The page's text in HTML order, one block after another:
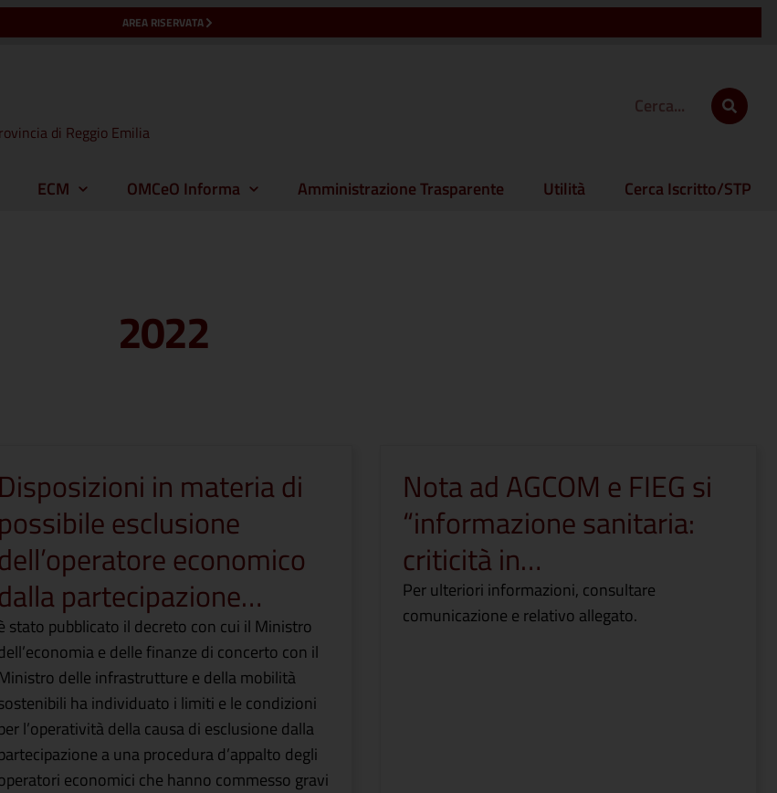
AREA RISERVATA
di Reggio Emilia
ECM OMCeO Informa Amministrazione Trasparente Utilità Cerca Iscritto/STP
2022
Disposizioni in materia di
possibile esclusione
dell’operatore economico
dalla partecipazione…
stato pubblicato il decreto con cui il Ministro
e delle finanze di concerto con il
delle infrastrutture e della mobilità
ha individuato i limiti e le condizioni
l’operatività della causa di esclusione dalla
a una procedura d’appalto degli
economici che hanno commesso gravi
Nota ad AGCOM e FIEG si
“informazione sanitaria:
criticità in…
Per ulteriori informazioni, consultare
comunicazione e relativo allegato.